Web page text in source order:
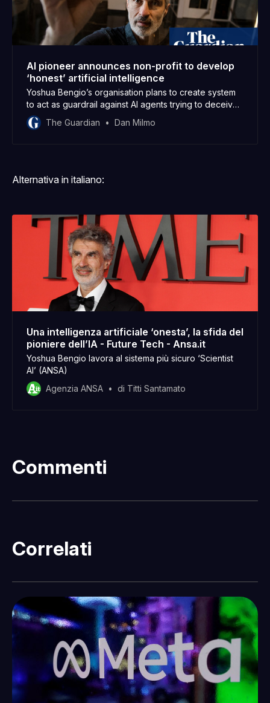
AI pioneer announces non-profit to develop
‘honest’ artificial intelligence
Yoshua Bengio’s organisation plans to create system
to act as guardrail against AI agents trying to deceive
humans
The Guardian Dan Milmo
Alternativa in italiano:
Una intelligenza artificiale ‘onesta’, la sfida del
pioniere dell’IA - Future Tech - Ansa.it
Yoshua Bengio lavora al sistema più sicuro ‘Scientist
AI’ (ANSA)
Agenzia ANSA
di Titti Santamato
Commenti
Correlati